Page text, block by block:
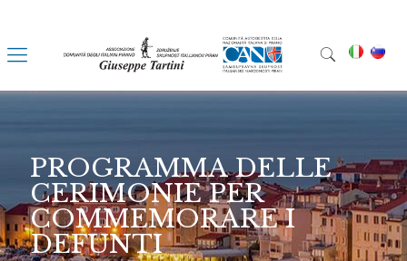
PROGRAMMA DELLE
CERIMONIE PER
COMMEMORARE I
DEFUNTI